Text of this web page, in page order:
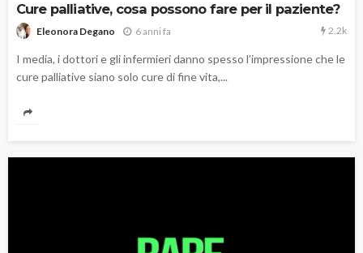
Cure palliative, cosa possono fare per il paziente?
Eleonora Degano 6 anni fa 2.2k
I media, i dottori e gli infermieri danno spesso l’impressione che le
cure palliative siano solo cure di fine vita,...